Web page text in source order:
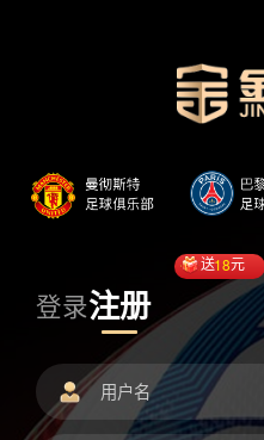
登录注册
送18元